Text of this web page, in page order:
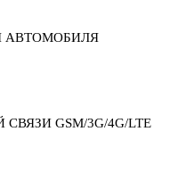
АВТОМОБИЛЯ
GSM/3G/4G/LTE